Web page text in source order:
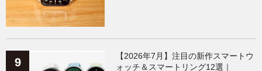
【2026年7月】注目の新作スマートウ
ォッチ＆スマートリング12選｜